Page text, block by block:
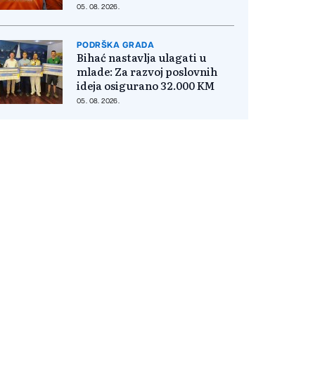
05. 08. 2026.
PODRŠKA GRADA
Bihać nastavlja ulagati u
mlade: Za razvoj poslovnih
ideja osigurano 32.000 KM
05. 08. 2026.